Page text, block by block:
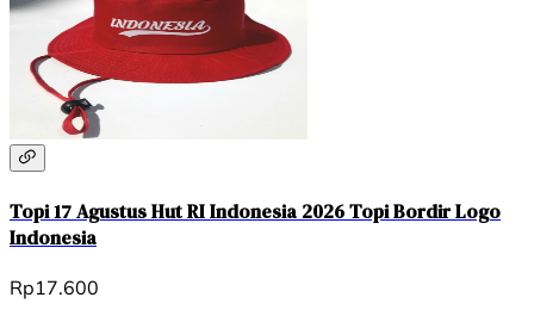
Topi 17 Agustus Hut RI Indonesia 2026 Topi Bordir Logo
Indonesia
Rp17.600